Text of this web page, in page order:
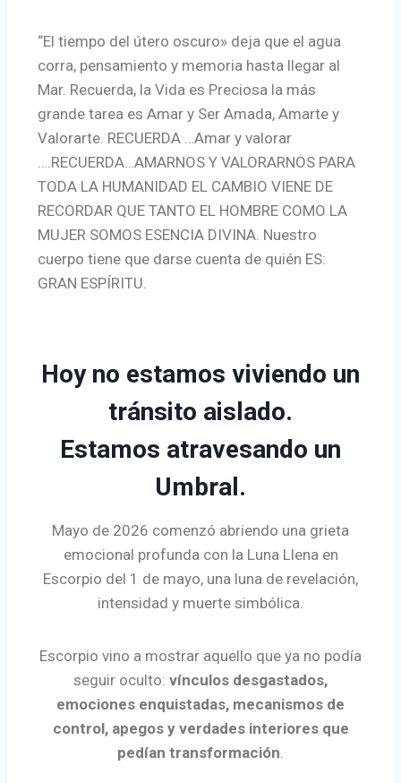
“El tiempo del útero oscuro» deja que el agua
corra, pensamiento y memoria hasta llegar al
Mar. Recuerda, la Vida es Preciosa la más
grande tarea es Amar y Ser Amada, Amarte y
Valorarte. RECUERDA …Amar y valorar
….RECUERDA…AMARNOS Y VALORARNOS PARA
TODA LA HUMANIDAD EL CAMBIO VIENE DE
RECORDAR QUE TANTO EL HOMBRE COMO LA
MUJER SOMOS ESENCIA DIVINA. Nuestro
cuerpo tiene que darse cuenta de quién ES:
GRAN ESPÍRITU.
Hoy no estamos viviendo un
tránsito aislado.
Estamos atravesando un
Umbral.
Mayo de 2026 comenzó abriendo una grieta
emocional profunda con la Luna Llena en
Escorpio del 1 de mayo, una luna de revelación,
intensidad y muerte simbólica.
Escorpio vino a mostrar aquello que ya no podía
seguir oculto: vínculos desgastados,
emociones enquistadas, mecanismos de
control, apegos y verdades interiores que
pedían transformación.